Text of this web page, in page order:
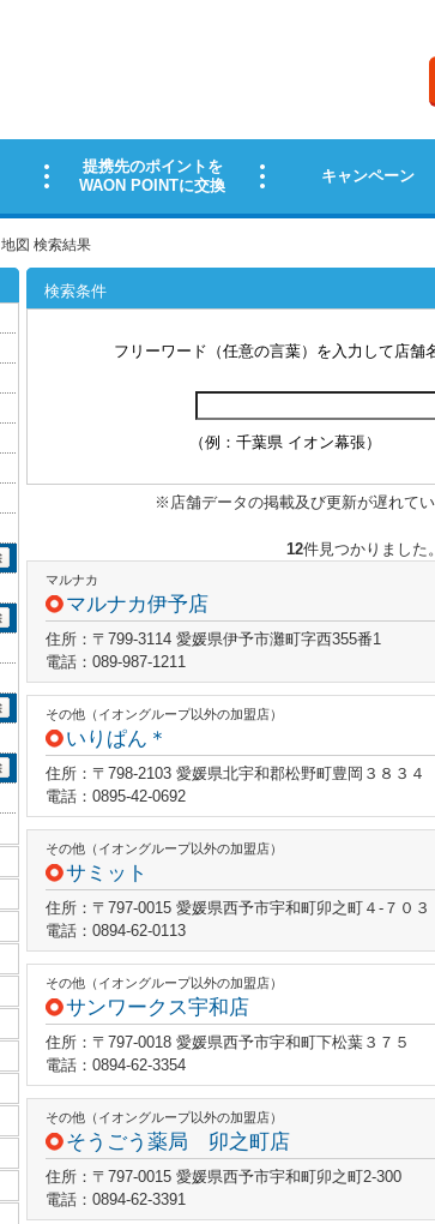
地図 検索結果
検索条件
フリーワード（任意の言葉）を入力して店舗
（例：千葉県 イオン幕張）
※店舗データの掲載及び更新が遅れて
12件見つかりました
マルナカ
マルナカ伊予店
住所：〒799-3114 愛媛県伊予市灘町字西355番1
電話：089-987-1211
その他（イオングループ以外の加盟店）
いりぱん＊
住所：〒798-2103 愛媛県北宇和郡松野町豊岡３８３４
電話：0895-42-0692
その他（イオングループ以外の加盟店）
サミット
住所：〒797-0015 愛媛県西予市宇和町卯之町４‐７０３
電話：0894-62-0113
その他（イオングループ以外の加盟店）
サンワークス宇和店
住所：〒797-0018 愛媛県西予市宇和町下松葉３７５
電話：0894-62-3354
その他（イオングループ以外の加盟店）
そうごう薬局 卯之町店
住所：〒797-0015 愛媛県西予市宇和町卯之町2-300
電話：0894-62-3391